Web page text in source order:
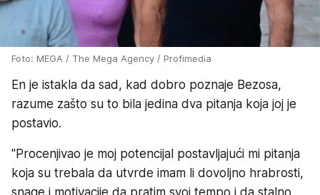
Foto: MEGA / The Mega Agency / Profimedia
En je istakla da sad, kad dobro poznaje Bezosa,
razume zašto su to bila jedina dva pitanja koja joj je
postavio.
"Procenjivao je moj potencijal postavljajući mi pitanja
koja su trebala da utvrde imam li dovoljno hrabrosti,
snage i motivacije da pratim svoj tempo i da stalno